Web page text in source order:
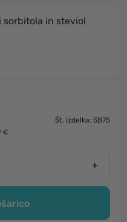
sorbitola in steviol
Št. izdelka: SB75
€
+